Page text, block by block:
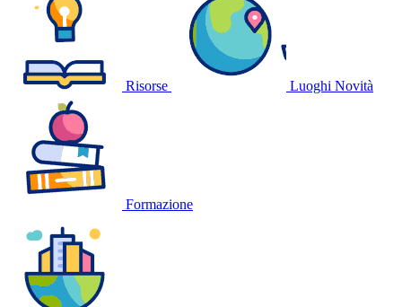
Risorse Luoghi Novità
Formazione